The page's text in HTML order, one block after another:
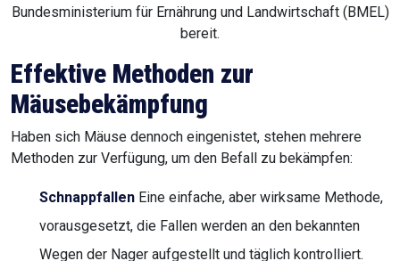
Bundesministerium für Ernährung und Landwirtschaft (BMEL)
bereit.
Effektive Methoden zur
Mäusebekämpfung
Haben sich Mäuse dennoch eingenistet, stehen mehrere
Methoden zur Verfügung, um den Befall zu bekämpfen:
Schnappfallen Eine einfache, aber wirksame Methode,
vorausgesetzt, die Fallen werden an den bekannten
Wegen der Nager aufgestellt und täglich kontrolliert.